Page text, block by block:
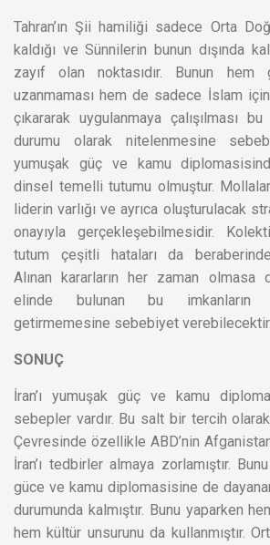
Tahran’ın Şii hamiliği sadece Orta
kaldığı ve Sünnilerin bunun dışında
zayıf olan noktasıdır. Bunun
uzanmaması hem de sadece İslam
çıkararak uygulanmaya çalışılması
durumu olarak nitelenmesine
yumuşak güç ve kamu
dinsel temelli tutumu olmuştur.
liderin varlığı ve ayrıca oluşturulacak
onayıyla gerçekleşebilmesidir.
tutum çeşitli hataları da
Alınan kararların her zaman olmasa
elinde bulunan bu imkanların
getirmemesine sebebiyet verebilecektir.
SONUÇ
İran’ı yumuşak güç ve kamu
sebepler vardır. Bu salt bir tercih
Çevresinde özellikle ABD’nin
İran’ı tedbirler almaya zorlamıştır.
güce ve kamu diplomasisine de
durumunda kalmıştır. Bunu yaparken
hem kültür unsurunu da kullanmıştır.